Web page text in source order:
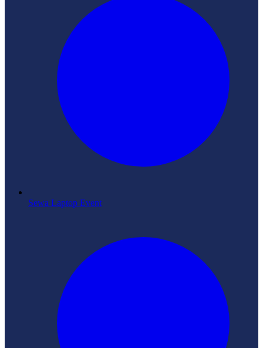
Sewa Laptop Event